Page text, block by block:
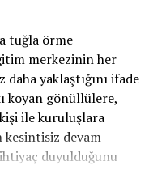
08:00-21:00 saatleri
alınan
ve özel
günde bir Antijen
yineleyeceklerdir.
birlikler İlçe Emniyet
Müdürlüğü
tuğla örme
merkezinin her
yaklaştığını ifade
koyan gönüllülere,
ile kuruluşlara
kesintisiz devam
duyulduğunu